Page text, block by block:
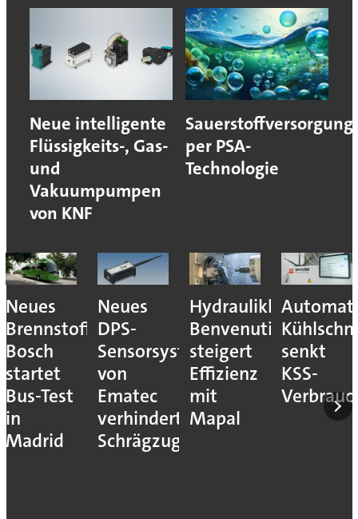
Neue intelligente
Flüssigkeits-, Gas-
und
Vakuumpumpen
von KNF
Sauerstoffversorgung
per PSA-
Technologie
Neues
Brennstoffzellensystem:
Bosch
startet
Bus-Test
in
Madrid
Neues
DPS-
Sensorsystem
von
Ematec
verhindert
Schrägzug
Hydraulikhersteller
Benvenuti
steigert
Effizienz
mit
Mapal
senkt
KSS-